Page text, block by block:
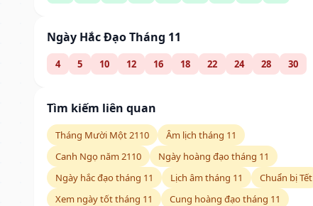
Ngày Hắc Đạo Tháng 11
4 5 10 12 16 18 22 24 28 30
Tìm kiếm liên quan
Tháng Mười Một 2110
Âm lịch tháng 11
Canh Ngọ năm 2110
Ngày hoàng đạo tháng 11
Ngày hắc đạo tháng 11
Lịch âm tháng 11
Chuẩn bị Tết
Xem ngày tốt tháng 11
Cung hoàng đạo tháng 11